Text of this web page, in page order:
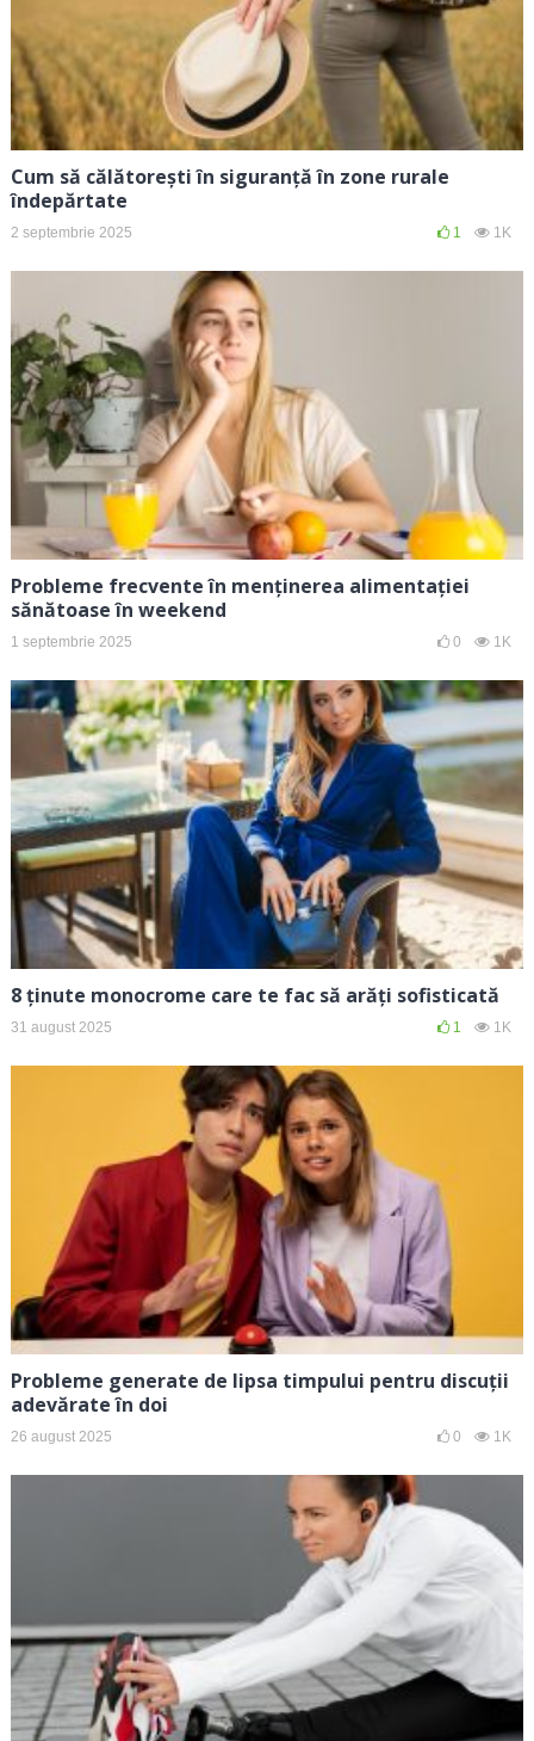
Cum să călătorești în siguranță în zone rurale
îndepărtate
2 septembrie 2025 1 1K
Probleme frecvente în menținerea alimentației
sănătoase în weekend
1 septembrie 2025 0 1K
8 ținute monocrome care te fac să arăți sofisticată
31 august 2025 1 1K
Probleme generate de lipsa timpului pentru discuții
adevărate în doi
26 august 2025 0 1K